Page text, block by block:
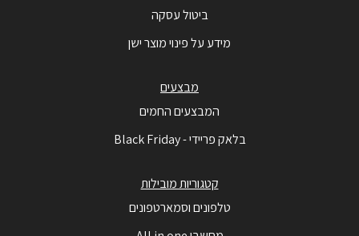
ביטול עסקה
מידע על פינוי מוצר ישן
מבצעים
המבצעים החמים
בלאק פריידי - Black Friday
קטגוריות מובילות
טלפונים וסמארטפונים